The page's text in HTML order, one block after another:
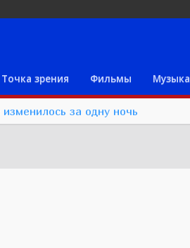
Точка зрения Фильмы Музыка
за одну ночь